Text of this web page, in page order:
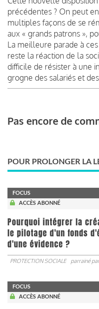
précédentes ? On peut
multiples façons de se
aux « grands patrons »,
La meilleure parade à
reste la réaction de la
difficile de résister à une
grogne des salariés et
Pas encore de
POUR PROLONGER LA
FOCUS
ACCÈS ABONNÉ
Pourquoi intégrer la
le pilotage d'un fonds
d'une évidence ?
PROTECTION SOCIALE parrainé
FOCUS
ACCÈS ABONNÉ